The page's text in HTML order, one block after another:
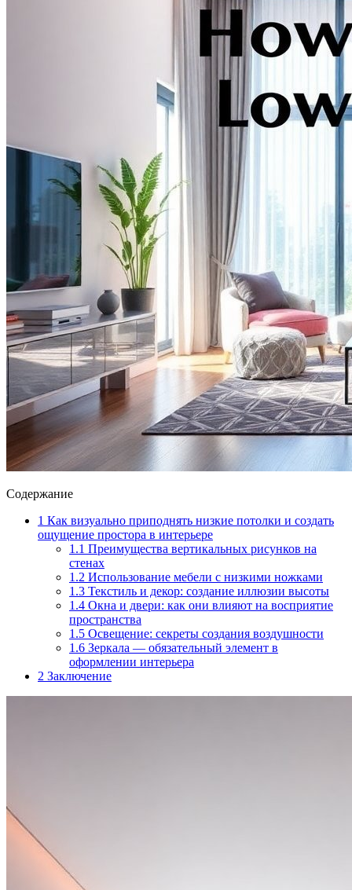
Содержание
1 Как визуально приподнять низкие потолки и создать
ощущение простора в интерьере
1.1 Преимущества вертикальных рисунков на
стенах
1.2 Использование мебели с низкими ножками
1.3 Текстиль и декор: создание иллюзии высоты
1.4 Окна и двери: как они влияют на восприятие
пространства
1.5 Освещение: секреты создания воздушности
1.6 Зеркала — обязательный элемент в
оформлении интерьера
2 Заключение